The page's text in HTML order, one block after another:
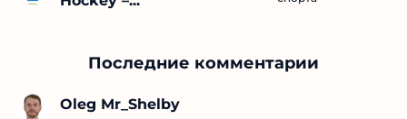
Последние комментарии
Oleg Mr_Shelby